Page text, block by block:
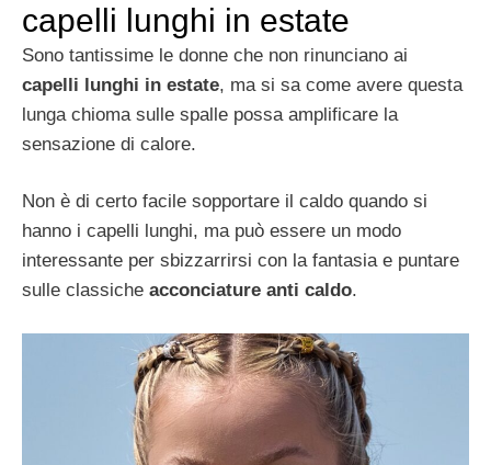
capelli lunghi in estate
Sono tantissime le donne che non rinunciano ai
capelli lunghi in estate, ma si sa come avere questa
lunga chioma sulle spalle possa amplificare la
sensazione di calore.
Non è di certo facile sopportare il caldo quando si
hanno i capelli lunghi, ma può essere un modo
interessante per sbizzarrirsi con la fantasia e puntare
sulle classiche acconciature anti caldo.